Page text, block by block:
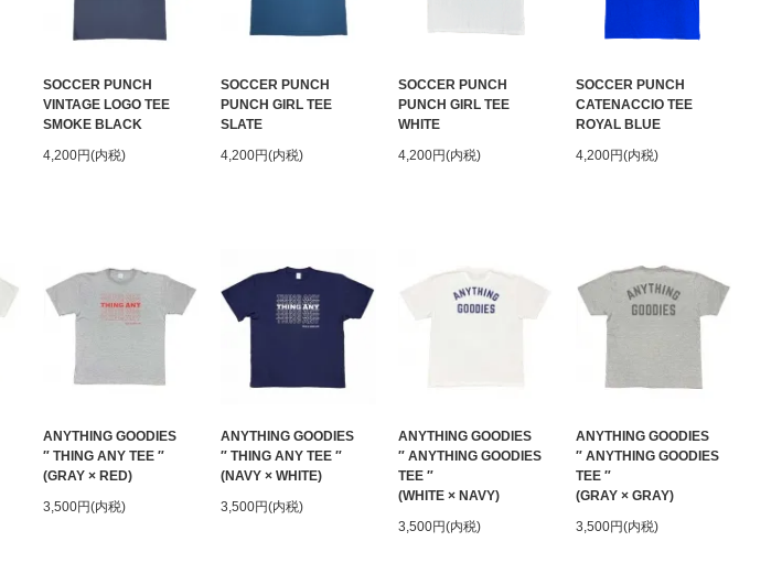
SOCCER PUNCH
VINTAGE LOGO TEE
SMOKE BLACK
4,200円(内税)
SOCCER PUNCH
PUNCH GIRL TEE
SLATE
4,200円(内税)
SOCCER PUNCH
PUNCH GIRL TEE
WHITE
4,200円(内税)
SOCCER PUNCH
CATENACCIO TEE
ROYAL BLUE
4,200円(内税)
ANYTHING GOODIES
″ THING ANY TEE ″
(GRAY × RED)
3,500円(内税)
ANYTHING GOODIES
″ THING ANY TEE ″
(NAVY × WHITE)
3,500円(内税)
ANYTHING GOODIES
″ ANYTHING GOODIES
TEE ″
(WHITE × NAVY)
3,500円(内税)
ANYTHING GOODIES
″ ANYTHING GOODIES
TEE ″
(GRAY × GRAY)
3,500円(内税)